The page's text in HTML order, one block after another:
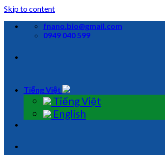
Skip to content
fnano.bio@gmail.com
0949 040 599
Tiếng Việt
Tiếng Việt
English